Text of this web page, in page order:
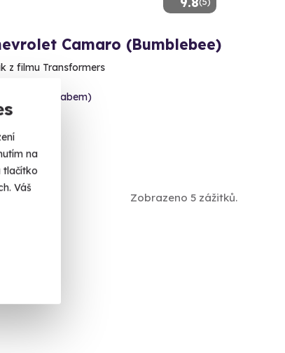
na
tlačítko
Váš
Camaro (Bumblebee)
z filmu Transformers
Ústí nad Labem)
Zobrazeno 5 zážitků.